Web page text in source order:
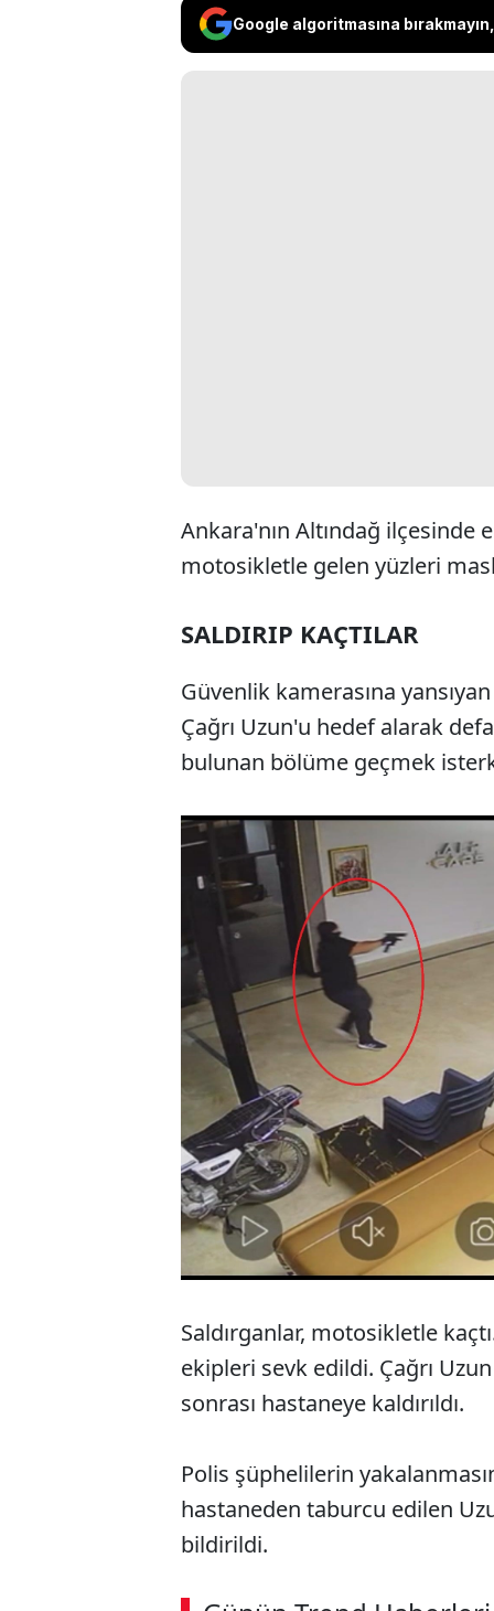
Google algoritmasına
Ankara'nın Altındağ ilçesinde
motosikletle gelen yüzleri
SALDIRIP KAÇTILAR
Güvenlik kamerasına
Çağrı Uzun'u hedef alarak
bulunan bölüme geçmek
Saldırganlar, motosikletle
ekipleri sevk edildi. Çağrı
sonrası hastaneye kaldırıldı.
Polis şüphelilerin
hastaneden taburcu edilen
bildirildi.